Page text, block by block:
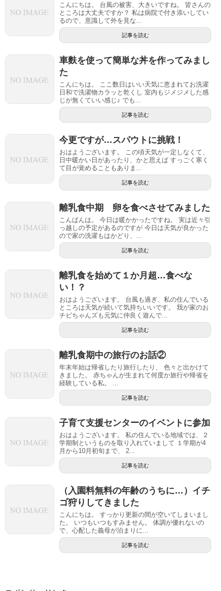
こんにちは。 台風の被害、大きいですね。 皆さんの
ところは大丈夫ですか？ 私は病院で付き添いしてい
るので、意識して外を見な...
記事を読む
車麩を使って簡単な丼を作ってみまし
た
こんにちは。 ここ数日はいい天気に恵まれてお洗濯
日和で洗濯物カラッと乾くし 室内もジメジメした感
じが無くていい感じ♪ でも...
記事を読む
今更ですが…スパウトに挑戦！
おはようございます。 この頃天気が一定しなくて、
日中暖かい日があったり、かと思えば すっごく寒く
て目が覚めることもありま...
記事を読む
離乳食中期 卵を食べさせてみました
こんばんは。 今日は暖かかったですね。 実は近々引
っ越しの予定があるのですが 今日は天気が良かった
ので家の洗濯もはかどり、...
記事を読む
離乳食を始めて１か月超…食べな
い！？
おはようございます。 台風も過ぎ、私の住んでいる
ところは天気が続いて気持ちいいです。 我が家のお
チビちゃんズも元気に仲良く遊んで...
記事を読む
離乳食期中の旅行のお話②
年末年始は帰省したり旅行したり、 色々と出かけて
きました。 赤ちゃんが生まれて何度か旅行や帰省を
経験している私。 ...
記事を読む
子育て支援センターのイベントに参加
おはようございます。 私の住んでいる地域では、２
学期制というものを取り入れていまして １学期が4
月から10月初旬まで、 2...
記事を読む
（入園料無料の年齢のうちに…）イチ
ゴ狩りしてきました
こんにちは。 すっかり更新の間が空いてしまいまし
た。 いつもいつもすみません。 体調が優れないの
で、心配した義母が泊まりに...
記事を読む